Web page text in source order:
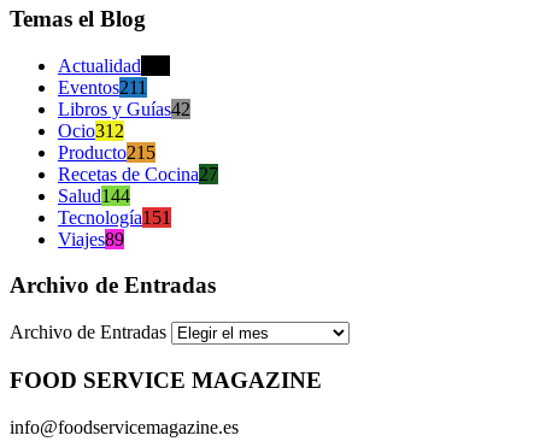
Temas el Blog
Actualidad
Eventos211
Libros y Guías42
Ocio312
Producto215
Recetas de Cocina27
Salud144
Tecnología151
Viajes89
Archivo de Entradas
Archivo de Entradas
FOOD SERVICE MAGAZINE
info@foodservicemagazine.es